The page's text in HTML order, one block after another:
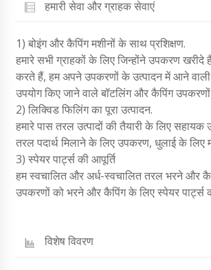
हमारी सेवा और ग्राहक सेवाएं
1) बोइंग और कैपिंग मशीनों के साथ प्रशिक्षण.
हमारे सभी ग्राहकों के लिए जिन्होंने उपकरण खरीदे
करते हैं, हम अपने उपकरणों के उत्पादन में आने वाली
उपयोग किए जाने वाले बॉटलिंग और कैपिंग
2) लिक्विड फिलिंग का पूरा उत्पादन.
हमारे पास तरल उत्पादों की तैयारी के लिए
तरल पदार्थ मिलाने के लिए उपकरण, धुलाई के
3) स्पेयर पार्ट्स की आपूर्ति
हम स्वचालित और अर्ध-स्वचालित तरल भरने और
उपकरणों को भरने और कैपिंग के लिए स्पेयर पार्ट्स
विशेष विवरण